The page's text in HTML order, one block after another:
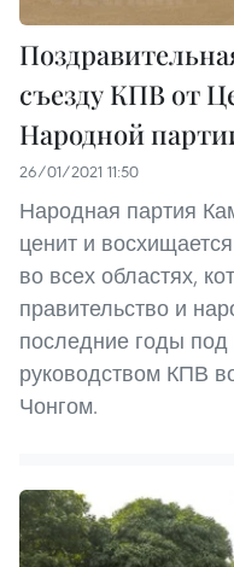
съезду КПВ от
Народной
26/01/2021 11:50
Народная партия
ценит и
во всех областях,
правительство и
последние годы
руководством КПВ
Чонгом.